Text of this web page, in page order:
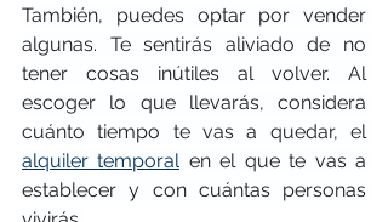
También, puedes optar por vender
algunas. Te sentirás aliviado de no
tener cosas inútiles al volver.
Al
escoger lo que llevarás, considera
cuánto tiempo te vas a quedar, el
alquiler temporal en el que te vas a
establecer y con cuántas personas